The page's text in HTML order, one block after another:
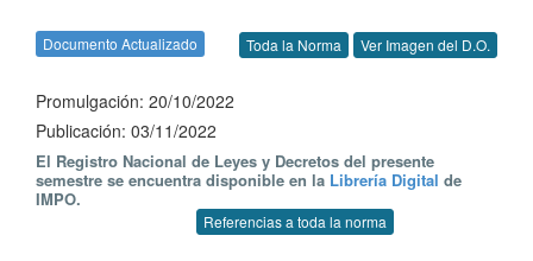
Documento Actualizado Toda la Norma Ver Imagen del D.O.
Promulgación: 20/10/2022
Publicación: 03/11/2022
El Registro Nacional de Leyes y Decretos del presente
semestre se encuentra disponible en la Librería Digital de
IMPO.
Referencias a toda la norma